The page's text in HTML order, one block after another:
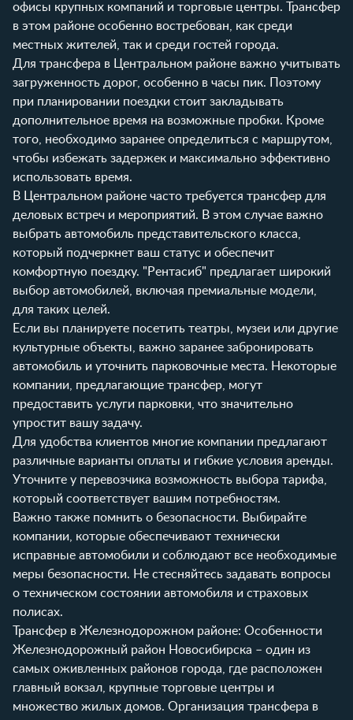
офисы крупных компаний и торговые центры. Трансфер
в этом районе особенно востребован, как среди
местных жителей, так и среди гостей города.
Для трансфера в Центральном районе важно учитывать
загруженность дорог, особенно в часы пик. Поэтому
при планировании поездки стоит закладывать
дополнительное время на возможные пробки. Кроме
того, необходимо заранее определиться с маршрутом,
чтобы избежать задержек и максимально эффективно
использовать время.
В Центральном районе часто требуется трансфер для
деловых встреч и мероприятий. В этом случае важно
выбрать автомобиль представительского класса,
который подчеркнет ваш статус и обеспечит
комфортную поездку. "Рентасиб" предлагает широкий
выбор автомобилей, включая премиальные модели,
для таких целей.
Если вы планируете посетить театры, музеи или другие
культурные объекты, важно заранее забронировать
автомобиль и уточнить парковочные места. Некоторые
компании, предлагающие трансфер, могут
предоставить услуги парковки, что значительно
упростит вашу задачу.
Для удобства клиентов многие компании предлагают
различные варианты оплаты и гибкие условия аренды.
Уточните у перевозчика возможность выбора тарифа,
который соответствует вашим потребностям.
Важно также помнить о безопасности. Выбирайте
компании, которые обеспечивают технически
исправные автомобили и соблюдают все необходимые
меры безопасности. Не стесняйтесь задавать вопросы
о техническом состоянии автомобиля и страховых
полисах.
Трансфер в Железнодорожном районе: Особенности
Железнодорожный район Новосибирска – один из
самых оживленных районов города, где расположен
главный вокзал, крупные торговые центры и
множество жилых домов. Организация трансфера в